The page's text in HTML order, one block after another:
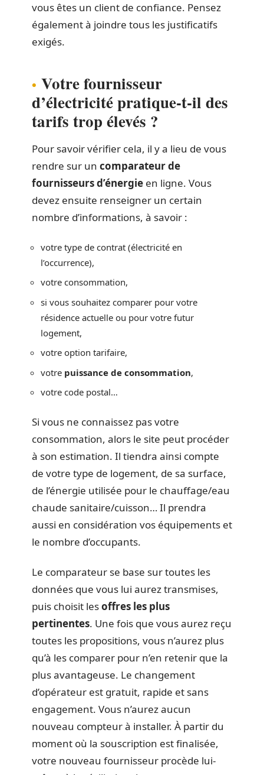
vous êtes un client de confiance. Pensez
également à joindre tous les justificatifs
exigés.
Votre fournisseur
d’électricité pratique-t-il des
tarifs trop élevés ?
Pour savoir vérifier cela, il y a lieu de vous
rendre sur un comparateur de
fournisseurs d’énergie en ligne. Vous
devez ensuite renseigner un certain
nombre d’informations, à savoir :
votre type de contrat (électricité en
l’occurrence),
votre consommation,
si vous souhaitez comparer pour votre
résidence actuelle ou pour votre futur
logement,
votre option tarifaire,
votre puissance de consommation,
votre code postal…
Si vous ne connaissez pas votre
consommation, alors le site peut procéder
à son estimation. Il tiendra ainsi compte
de votre type de logement, de sa surface,
de l’énergie utilisée pour le chauffage/eau
chaude sanitaire/cuisson… Il prendra
aussi en considération vos équipements et
le nombre d’occupants.
Le comparateur se base sur toutes les
données que vous lui aurez transmises,
puis choisit lesoffres les plus
pertinentes. Une fois que vous aurez reçu
toutes les propositions, vous n’aurez plus
qu’à les comparer pour n’en retenir que la
plus avantageuse. Le changement
d’opérateur est gratuit, rapide et sans
engagement. Vous n’aurez aucun
nouveau compteur à installer. À partir du
moment où la souscription est finalisée,
votre nouveau fournisseur procède lui-